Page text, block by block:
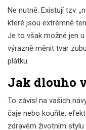
Ne nutně. Existují tzv.
které jsou extrémně
Je to však možné jen
výrazně měnit tvar
plátku.
Jak dlouho
To závisí na vašich
čaje nebo kouříte,
zdravém životním stylu